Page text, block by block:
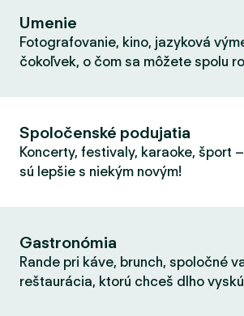
Umenie
Fotografovanie, kino, jazyková
čokoľvek, o čom sa môžete spolu
Spoločenské podujatia
Koncerty, festivaly, karaoke, šport
sú lepšie s niekým novým!
Gastronómia
Rande pri káve, brunch, spoločné
reštaurácia, ktorú chceš dlho